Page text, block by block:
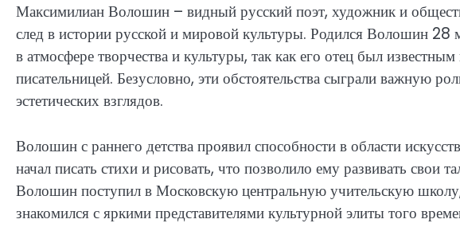
Максимилиан Волошин – видный русский поэт, художник и
след в истории русской и мировой культуры. Родился Волошин 28
в атмосфере творчества и культуры, так как его отец был
писательницей. Безусловно, эти обстоятельства сыграли важную
эстетических взглядов.
Волошин с раннего детства проявил способности в области
начал писать стихи и рисовать, что позволило ему развивать свои
Волошин поступил в Московскую центральную учительскую
знакомился с яркими представителями культурной элиты того